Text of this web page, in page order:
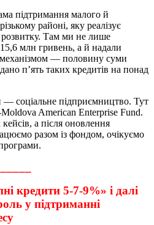
підтримання малого й
районі, яку реалізує
розвитку. Там ми не лише
млн гривень, а й надали
— половину суми
п’ять таких кредитів на понад
соціальне підприємництво. Тут
American Enterprise Fund.
а після оновлення
разом із фондом, очікуємо
кредити 5-7-9%» і далі
у підтриманні